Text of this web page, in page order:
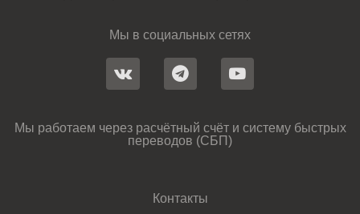
Мы в социальных сетях
Мы работаем через расчётный счёт и систему быстрых
переводов (СБП)
Контакты